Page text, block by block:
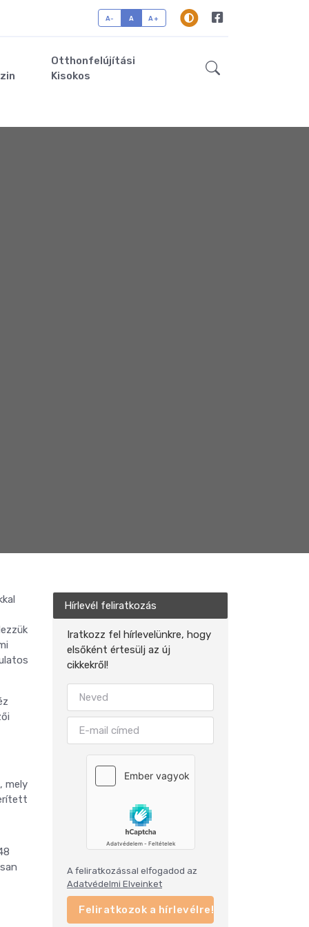
A- A A+
Otthonfelújítási
Kisokos
, mely
Hírlevél feliratkozás
Iratkozz fel hírlevelünkre, hogy
elsőként értesülj az új
cikkekről!
A feliratkozással elfogadod az
Adatvédelmi Elveinket
Feliratkozok a hírlevélre!